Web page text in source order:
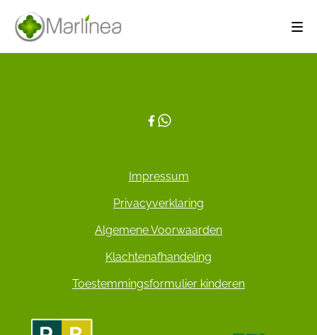
Impressum
Privacyverklaring
Algemene Voorwaarden
Klachtenafhandeling
Toestemmingsformulier kinderen